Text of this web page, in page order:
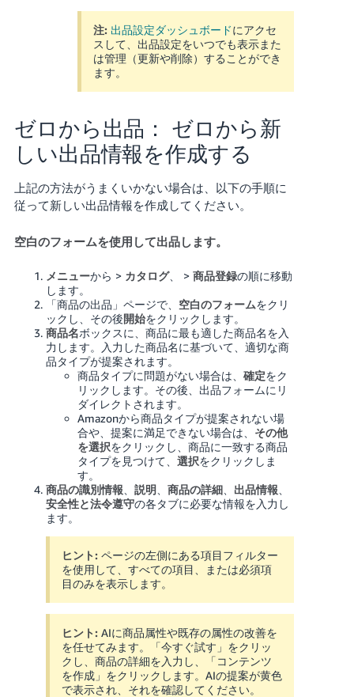
注: 出品設定ダッシュボードにアクセ
スして、出品設定をいつでも表示また
は管理（更新や削除）することができ
ます。
ゼロから出品： ゼロから新
しい出品情報を作成する
上記の方法がうまくいかない場合は、以下の手順に
従って新しい出品情報を作成してください。
空白のフォームを使用して出品します。
メニューから > カタログ、 > 商品登録の順に移動
します。
「商品の出品」ページで、 空白のフォームをクリ
ックし、その後開始をクリックします。
商品名ボックスに、商品に最も適した商品名を入
力します。入力した商品名に基づいて、適切な商
品タイプが提案されます。
商品タイプに問題がない場合は、 確定をク
リックします。その後、出品フォームにリ
ダイレクトされます。
Amazonから商品タイプが提案されない場
合や、提案に満足できない場合は、 その他
を選択をクリックし、商品に一致する商品
タイプを見つけて、 選択をクリックしま
す。
商品の識別情報
説明 商品の詳細、 出品情報
安全性と法令遵守の各タブに必要な情報を入力し
ます。
ヒント: ページの左側にある項目フィルター
を使用して、すべての項目、または必須項
目のみを表示します。
ヒント: AIに商品属性や既存の属性の改善を
を任せてみます。「今すぐ試す」をクリッ
クし、商品の詳細を入力し、「コンテンツ
を作成」をクリックします。AIの提案が黄色
で表示され、それを確認してください。